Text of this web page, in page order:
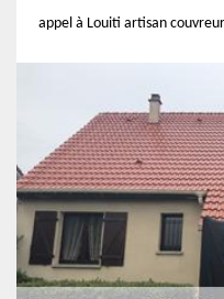
appel à Louiti artisan